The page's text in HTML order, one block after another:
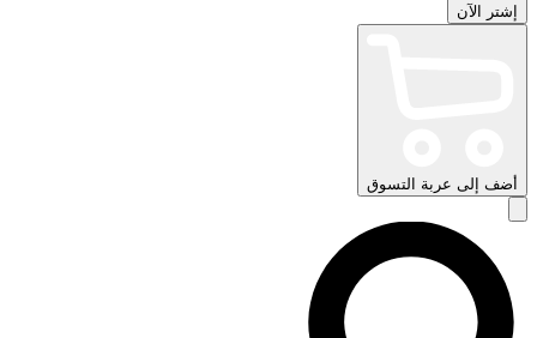
إشتر الآن
أضف إلى عربة التسوق